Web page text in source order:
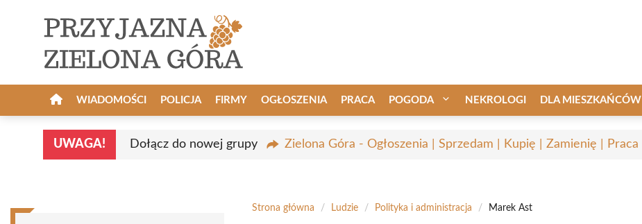
WIADOMOŚCI POLICJA FIRMY OGŁOSZENIA PRACA POGODA NEKROLOGI DLA MIESZKAŃCÓW
UWAGA! Dołącz do nowej grupy Zielona Góra - Ogłoszenia | Sprzedam | Kupię | Zamienię | Praca
Strona główna / Ludzie / Polityka i administracja / Marek Ast